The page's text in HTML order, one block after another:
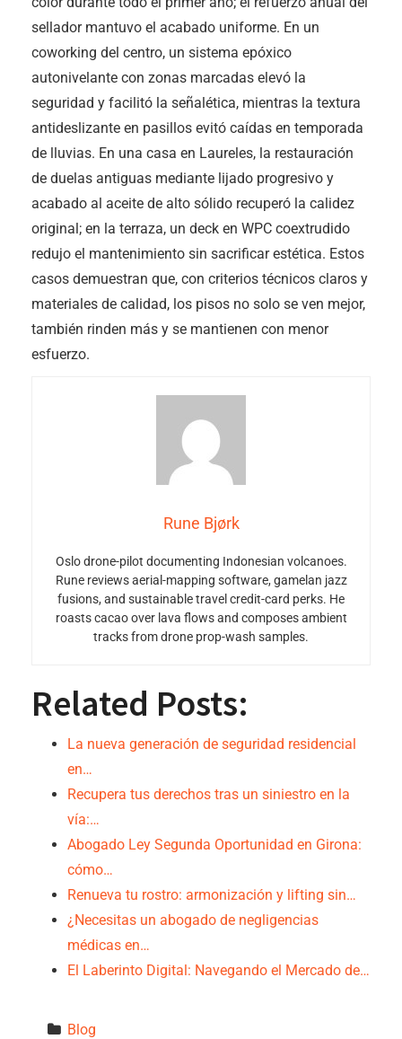
sellador mantuvo el acabado uniforme. En un
coworking del centro, un sistema epóxico
autonivelante con zonas marcadas elevó la
seguridad y facilitó la señalética, mientras la textura
antideslizante en pasillos evitó caídas en temporada
de lluvias. En una casa en Laureles, la restauración
de duelas antiguas mediante lijado progresivo y
acabado al aceite de alto sólido recuperó la calidez
original; en la terraza, un deck en WPC coextrudido
redujo el mantenimiento sin sacrificar estética. Estos
casos demuestran que, con criterios técnicos claros y
materiales de calidad, los pisos no solo se ven mejor,
también rinden más y se mantienen con menor
esfuerzo.
Rune Bjørk
Oslo drone-pilot documenting Indonesian volcanoes.
Rune reviews aerial-mapping software, gamelan jazz
fusions, and sustainable travel credit-card perks. He
roasts cacao over lava flows and composes ambient
tracks from drone prop-wash samples.
Related Posts:
La nueva generación de seguridad residencial
en…
Recupera tus derechos tras un siniestro en la
vía:…
Abogado Ley Segunda Oportunidad en Girona:
cómo…
Renueva tu rostro: armonización y lifting sin…
¿Necesitas un abogado de negligencias
médicas en…
El Laberinto Digital: Navegando el Mercado de…
Blog